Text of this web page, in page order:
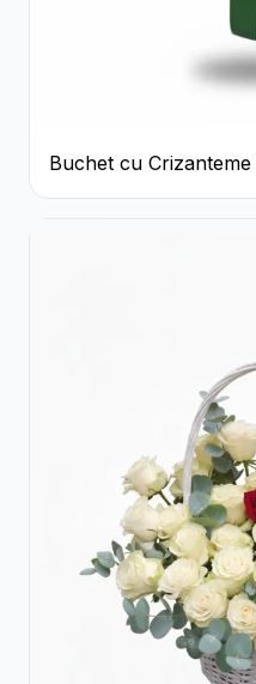
Buchet cu
Galbene